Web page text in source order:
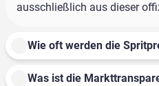
ausschließlich aus dieser
Wie oft werden die
Was ist die